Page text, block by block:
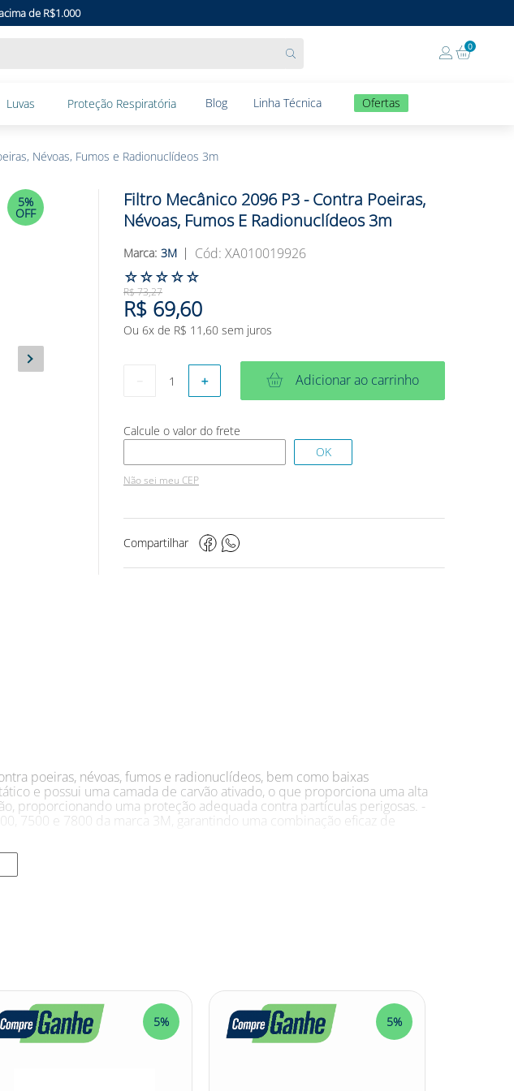
de R$1.000
0
Luvas Proteção Respiratória Blog Linha Técnica Ofertas
Névoas, Fumos e Radionuclídeos 3m
5%
OFF
Filtro Mecânico 2096 P3 - Contra Poeiras,
Névoas, Fumos E Radionuclídeos 3m
3M : XA010019926
☆☆☆☆☆
R$73,27
R$ 69,60
Ou 6x de R$ 11 ,60 sem juros
＋ Adicionar ao carrinho
Não sei meu CEP
Compartilhar
poeiras, névoas, fumos e radionuclídeos, bem como baixas
e possui uma camada de carvão ativado, o que proporciona uma alta
proporcionando uma proteção adequada contra partículas perigosas. -
7500 e 7800 da marca 3M, garantindo uma combinação eficaz de
manuseio de substâncias perigosas. - É importante verificar a
6800, 7500 ou 7800, garantindo a correta proteção respiratória.
5% 5%